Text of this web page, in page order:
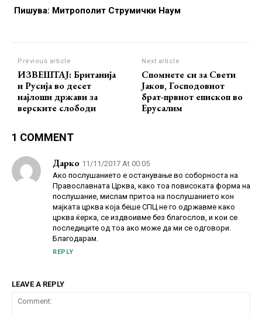
Пишува: Митрополит Струмички Наум
Previous article
ИЗВЕШТАЈ: Британија
и Русија во десет
најлоши држави за
верските слободи
Next article
Спомнете си за Свети
Јаков, Господовиот
брат-првиот епископ во
Ерусалим
1 COMMENT
Дарко 11/11/2017 At 00:05
Ако послушанието е останување во соборноста на
Православната Црква, како тоа повисоката форма на
послушание, мислам притоа на послушанието кон
мајката црква која беше СПЦ не го одржавме како
црква ќерка, се издвоивме без благослов, и кои се
последиците од тоа ако може да ми се одговори.
Благодарам.
REPLY
LEAVE A REPLY